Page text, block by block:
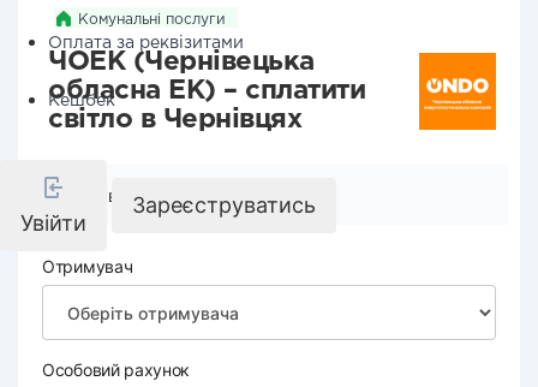
Оплата за реквізитами
Кешбек
Увійти
Зареєструватись
Комунальні послуги
ЧОЕК (Чернівецька
обласна ЕК) – сплатити
світло в Чернівцях
Реквізити компанії
Отримувач
Особовий рахунок